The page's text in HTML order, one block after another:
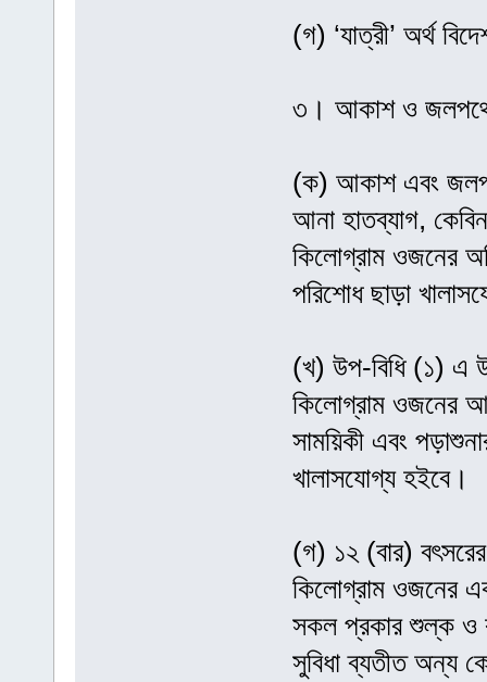
(গ) ‘যাত্রী’ অর্থ
৩। আকাশ ও জলপথে
(ক) আকাশ এবং
আনা হাতব্যাগ,
কিলোগ্রাম ওজনের
পরিশোধ ছাড়া
(খ) উপ-বিধি (১) এ
কিলোগ্রাম ওজনের
সাময়িকী এবং
খালাসযোগ্য হইবে।
(গ) ১২ (বার)
কিলোগ্রাম ওজনের
সকল প্রকার শুল্ক ও
সুবিধা ব্যতীত অন্য